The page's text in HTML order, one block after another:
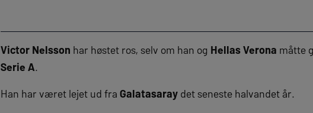
Victor Nelsson har høstet ros, selv om han og Hellas Verona måtte
Serie A.
Han har været lejet ud fra Galatasaray det seneste halvandet år.